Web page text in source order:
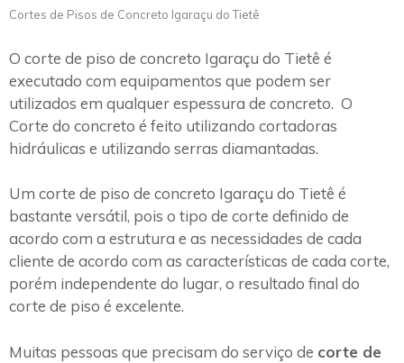
Cortes de Pisos de Concreto Igaraçu do Tietê
O corte de piso de concreto Igaraçu do Tietê é
executado com equipamentos que podem ser
utilizados em qualquer espessura de concreto. O
Corte do concreto é feito utilizando cortadoras
hidráulicas e utilizando serras diamantadas.
Um corte de piso de concreto Igaraçu do Tietê é
bastante versátil, pois o tipo de corte definido de
acordo com a estrutura e as necessidades de cada
cliente de acordo com as características de cada corte,
porém independente do lugar, o resultado final do
corte de piso é excelente.
Muitas pessoas que precisam do serviço de corte de